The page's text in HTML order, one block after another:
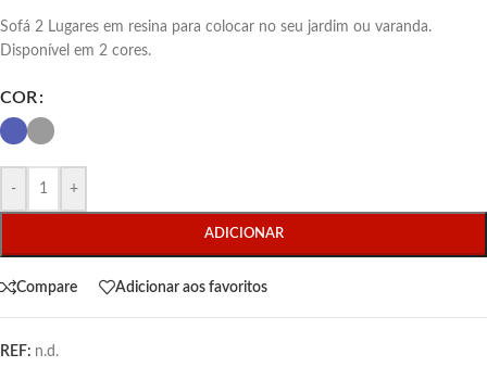
Sofá 2 Lugares em resina para colocar no seu jardim ou varanda.
Disponível em 2 cores.
COR
- +
ADICIONAR
Compare Adicionar aos favoritos
REF: n.d.